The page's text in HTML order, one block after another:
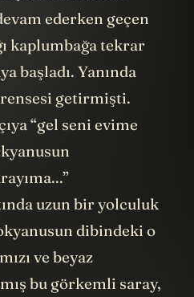
ederken geçen
kaplumbağa tekrar
başladı. Yanında
getirmişti.
“gel seni evime
uzun bir yolculuk
dibindeki o
ve beyaz
bu görkemli saray,